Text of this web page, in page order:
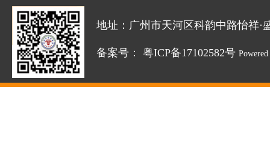
地址：广州市天河区科韵中路怡祥·
备案号： 粤ICP备17102582号